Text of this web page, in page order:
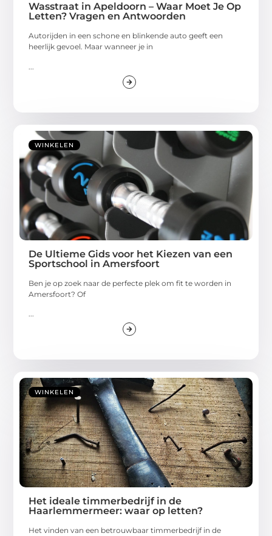
Wasstraat in Apeldoorn – Waar Moet Je Op
Letten? Vragen en Antwoorden
Autorijden in een schone en blinkende auto geeft een
heerlijk gevoel. Maar wanneer je in
WINKELEN
De Ultieme Gids voor het Kiezen van een
Sportschool in Amersfoort
Ben je op zoek naar de perfecte plek om fit te worden in
Amersfoort? Of
...
WINKELEN
Het ideale timmerbedrijf in de
Haarlemmermeer: waar op letten?
Het vinden van een betrouwbaar timmerbedrijf in de